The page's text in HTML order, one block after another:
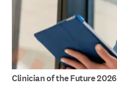
Clinician of the Future 2026